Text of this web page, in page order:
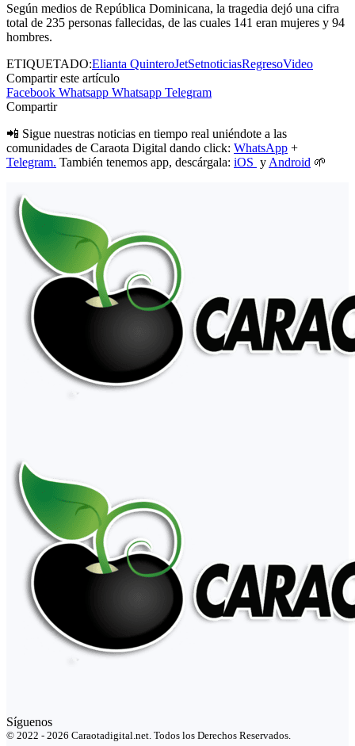
Según medios de República Dominicana, la tragedia dejó una cifra
total de 235 personas fallecidas, de las cuales 141 eran mujeres y 94
hombres.
ETIQUETADO:Elianta QuinteroJetSetnoticiasRegresoVideo
Compartir este artículo
Facebook Whatsapp Whatsapp Telegram
Compartir
📲 Sigue nuestras noticias en tiempo real uniéndote a las
comunidades de Caraota Digital dando click: WhatsApp +
Telegram. También tenemos app, descárgala: iOS y Android 🌱
Síguenos
© 2022 - 2026 Caraotadigital.net. Todos los Derechos Reservados.